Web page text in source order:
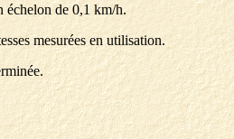
échelon de 0,1 km/h.
mesurées en utilisation.